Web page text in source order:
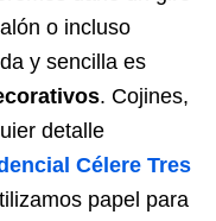
o incluso
y sencilla es
. Cojines,
detalle
Célere Tres
papel para